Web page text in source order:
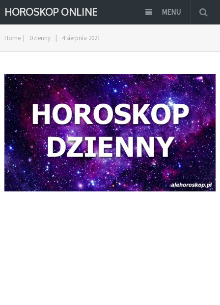
HOROSKOP ONLINE MENU
Home | Dzienny | 4 sierpnia 2021